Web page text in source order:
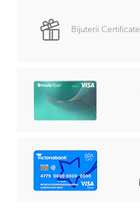
Bijuterii Certificate